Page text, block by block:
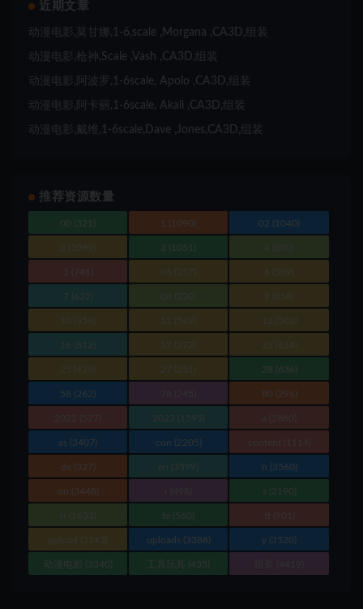
近期文章
动漫电影,莫甘娜,1-6,scale ,Morgana ,CA3D,组装
动漫电影,枪神,Scale ,Vash ,CA3D,组装
动漫电影,阿波罗,1-6scale, Apolo ,CA3D,组装
动漫电影,阿卡丽,1-6scale, Akali ,CA3D,组装
动漫电影,戴维,1-6scale,Dave ,Jones,CA3D,组装
推荐资源数量
00 (321) 1 (1090) 02 (1040)
2 (1089) 3 (1051)
06 (257) 6 (509)
7 (632) (220) 9 (858)
10 (354) 11 (549) 12 (502)
16 (812) 17 (272) 23 (614)
25 (429) 27 (251) 28 (636)
58 (262) 80 (296)
2023 (1595)
as (3407) con (2205)
de (327) en (3599) n (3560)
on (3448) s (2190)
sr te (560)
upload (3143) uploads(3388) y (3520)
动漫电影 (3340) 工具玩具 (435)